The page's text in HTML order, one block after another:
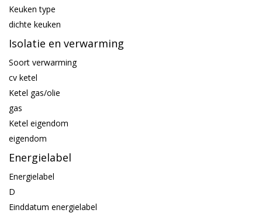
Keuken type
dichte keuken
Isolatie en verwarming
Soort verwarming
cv ketel
Ketel gas/olie
gas
Ketel eigendom
eigendom
Energielabel
Energielabel
D
Einddatum energielabel